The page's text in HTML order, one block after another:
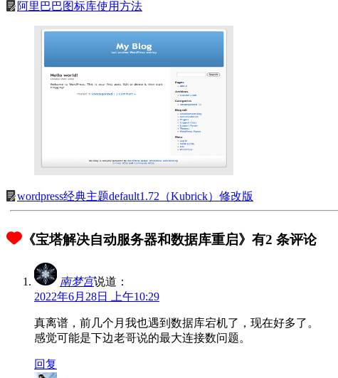
《宝塔解决自动服务器和数据库重启》有2 条评论
南梦宫说道：
2022年6月28日 上午10:29
真离谱，前几个月我也遇到数据库宕机了，现在好多了。
感觉可能是下边老哥说的最大连接数问题。
回复
阿里巴巴图标库使用方法
wordpress经典主题default1.72（Kubrick）修改版